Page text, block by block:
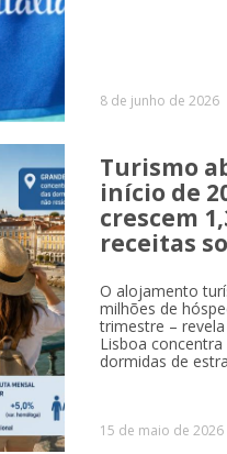
8 de junho de 2026
Turismo
início de
crescem
receitas
O alojamento
milhões de
trimestre –
Lisboa
dormidas de
15 de maio de 2026